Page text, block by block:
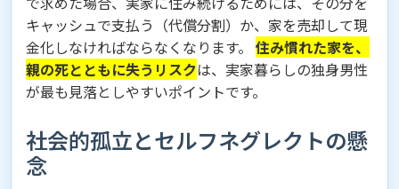
キャッシュで支払う（代償分割）か、家を売却して現
金化しなければならなくなります。 住み慣れた家を、
親の死とともに失うリスクは、実家暮らしの独身男性
が最も見落としやすいポイントです。
社会的孤立とセルフネグレクトの懸
念